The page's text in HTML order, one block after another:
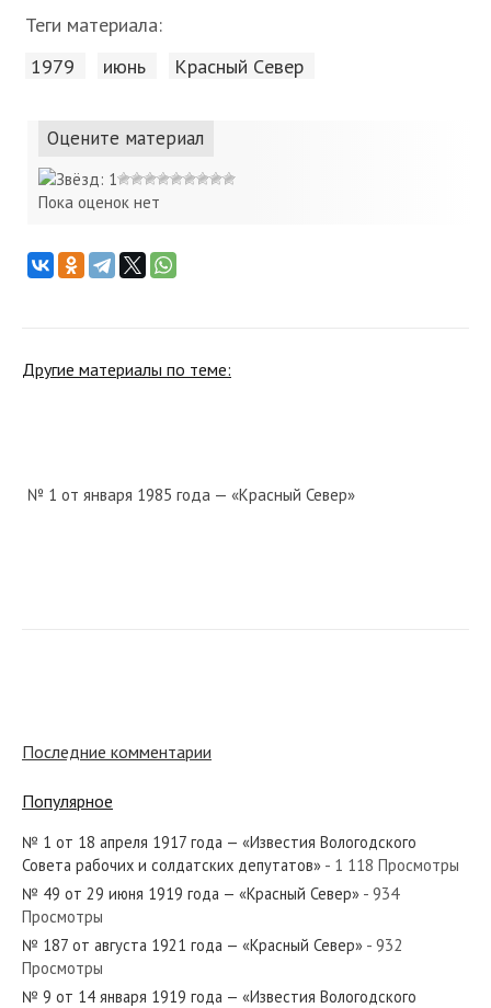
Теги материала:
1979 июнь Красный Cевер
Оцените материал
Пока оценок нет
Другие материалы по теме:
№ 1 от января 1985 года — «Красный Север»
№ 235 от октября 1978 года — «Красный Север»
№ 141 от июня 1925 года — «Красный Север»
Последние комментарии
Популярное
№ 1 от 18 апреля 1917 года — «Известия Вологодского
Совета рабочих и солдатских депутатов» - 1 118 Просмотры
№ 49 от 29 июня 1919 года — «Красный Север» - 934
Просмотры
№ 187 от августа 1921 года — «Красный Север» - 932
Просмотры
№ 9 от 14 января 1919 года — «Известия Вологодского